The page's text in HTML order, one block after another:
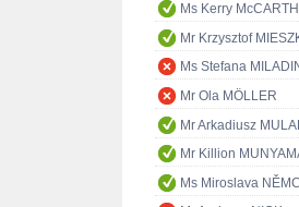
Ms Kerry
Mr Krzysztof
Ms Stefana
Mr Ola MÖLLER
Mr Arkadiusz
Mr Killion
Ms Miroslava